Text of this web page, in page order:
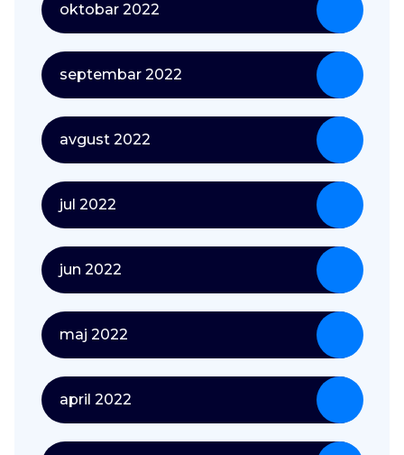
oktobar 2022
septembar 2022
avgust 2022
jul 2022
jun 2022
maj 2022
april 2022